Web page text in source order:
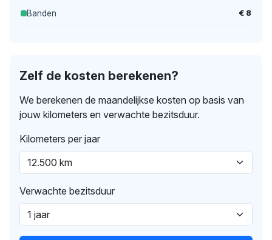
Banden € 8
Zelf de kosten berekenen?
We berekenen de maandelijkse kosten op basis van
jouw kilometers en verwachte bezitsduur.
Kilometers per jaar
Verwachte bezitsduur